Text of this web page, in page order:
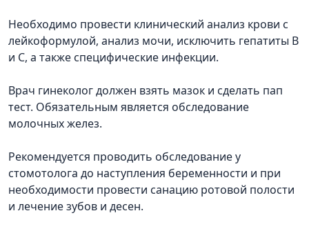
Необходимо провести клинический анализ крови с
лейкоформулой, анализ мочи, исключить гепатиты В
и С, а также специфические инфекции.
Врач гинеколог должен взять мазок и сделать пап
тест. Обязательным является обследование
молочных желез.
Рекомендуется проводить обследование у
стомотолога до наступления беременности и при
необходимости провести санацию ротовой полости
и лечение зубов и десен.